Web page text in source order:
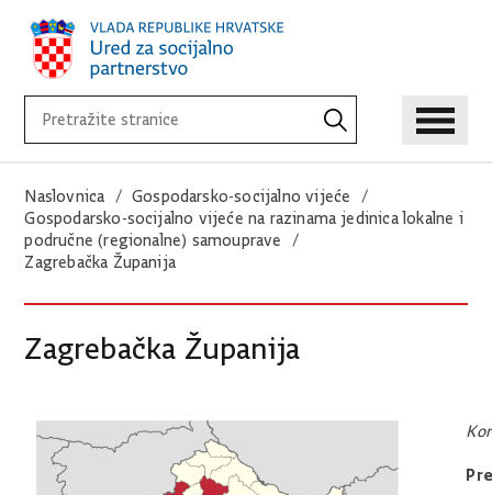
Naslovnica
Gospodarsko-socijalno vijeće
Gospodarsko-socijalno vijeće na razinama jedinica lokalne i
područne (regionalne) samouprave
Zagrebačka Županija
Zagrebačka Županija